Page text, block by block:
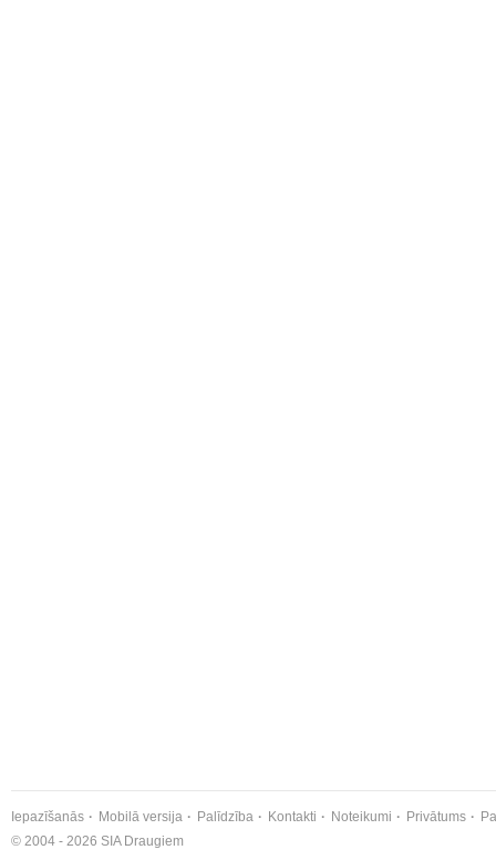
Iepazīšanās Mobilā versija Palīdzība Kontakti Noteikumi Privātums
© 2004 - 2026 SIA Draugiem